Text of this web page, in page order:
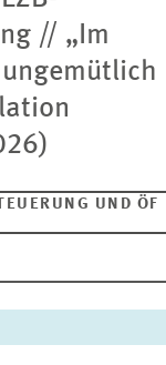
// „Im
UND ÖF